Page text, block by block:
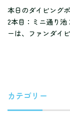
本日のダイビング
2本目：ミニ通り池
ーは、ファンダイ
カテゴリー